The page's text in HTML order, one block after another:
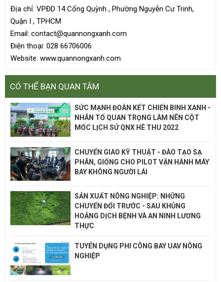
Địa chỉ: VPĐD 14 Cống Quỳnh , Phường Nguyễn Cư Trinh,
Quận I , TPHCM
Email: contact@quannongxanh.com
Điện thoại: 028 66706006
Website: www.quannongxanh.com
CÓ THỂ BẠN QUAN TÂM
SỨC MẠNH ĐOÀN KẾT CHIẾN BINH XANH -
NHÂN TỐ QUAN TRỌNG LÀM NÊN CỘT
MỐC LỊCH SỬ QNX HÈ THU 2022
CHUYỂN GIAO KỸ THUẬT - ĐÀO TẠO SẠ
PHÂN, GIỐNG CHO PILOT VẬN HÀNH MÁY
BAY KHÔNG NGƯỜI LÁI
SẢN XUẤT NÔNG NGHIỆP: NHỮNG
CHUYỂN ĐỔI TRƯỚC - SAU KHỦNG
HOẢNG DỊCH BỆNH VÀ AN NINH LƯƠNG
THỰC
TUYỂN DỤNG PHI CÔNG BAY UAV NÔNG
NGHIỆP